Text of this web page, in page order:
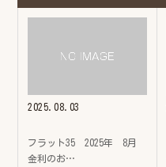
2025.08.03
フラット35 2025年 8月
金利のお…